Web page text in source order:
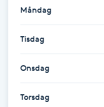
Kiropraktik
Klangmassage
Klippning
Måndag
Tisdag
Onsdag
Torsdag